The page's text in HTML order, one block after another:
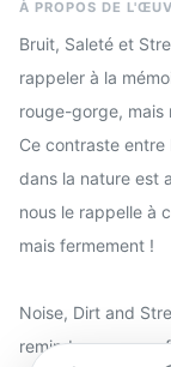
À PROPOS DE
Bruit, Saleté et
rappeler à la
rouge-gorge, mais
Ce contraste
dans la nature est
nous le rappelle à
mais fermement !
Noise, Dirt and
remind everyone